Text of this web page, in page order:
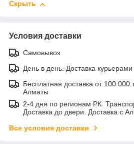
Скрыть
Условия доставки
Самовывоз
День в день. Доставка
Бесплатная доставка от 100.000
Алматы
2-4 дня по регионам РК.
Доставка до двери. Доставка с
Все условия доставки